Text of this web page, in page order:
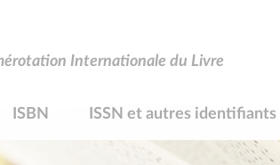
Internationale du Livre
ISBN ISSN et autres identifiants